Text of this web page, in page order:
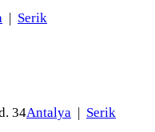
| Serik
34Antalya | Serik